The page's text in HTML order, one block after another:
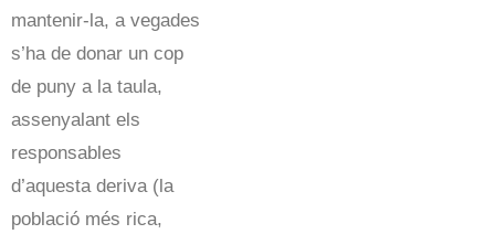
mantenir-la, a vegades
s’ha de donar un cop
de puny a la taula,
assenyalant els
responsables
d’aquesta deriva (la
població més rica,